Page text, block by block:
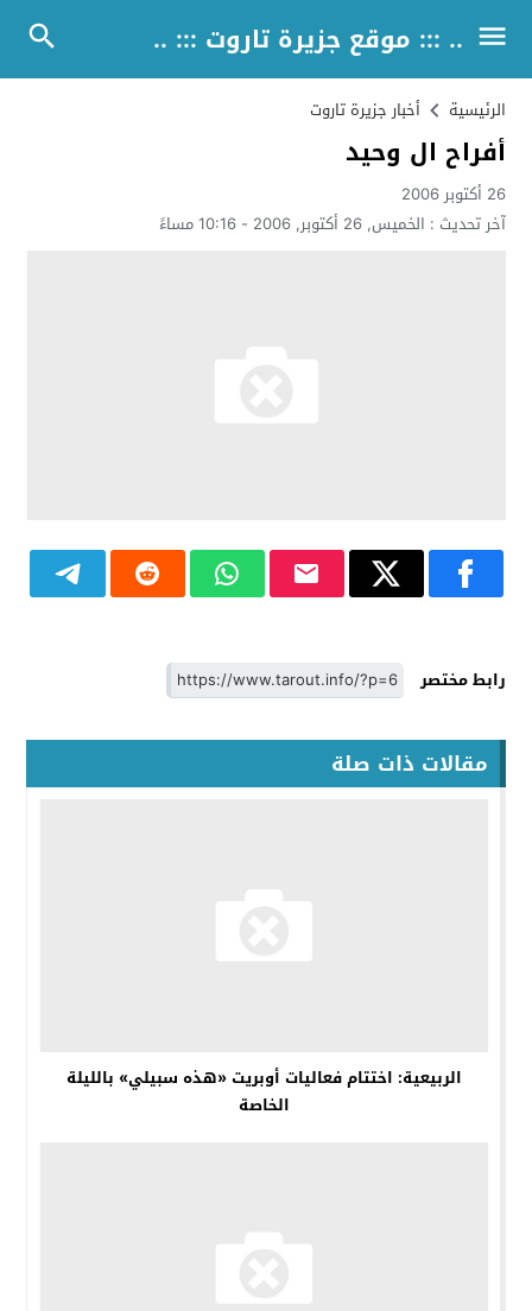
.. ::: موقع جزيرة تاروت ::: ..
الرئيسية أخبار جزيرة تاروت
أفراح ال وحيد
26 أكتوبر 2006
آخر تحديث : الخميس, 26 أكتوبر, 2006 - 10:16 مساءً
رابط مختصر
مقالات ذات صلة
الربيعية: اختتام فعاليات أوبريت «هذه سبيلي» بالليلة
الخاصة